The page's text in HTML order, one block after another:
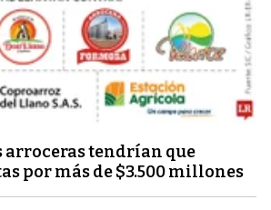
arroceras tendrían que
por más de $3.500 millones